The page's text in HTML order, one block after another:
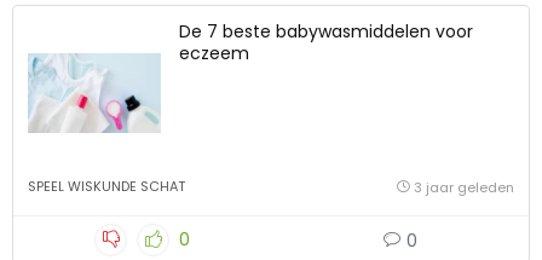
De 7 beste babywasmiddelen voor
eczeem
SPEEL WISKUNDE SCHAT 3 jaar geleden
0 0